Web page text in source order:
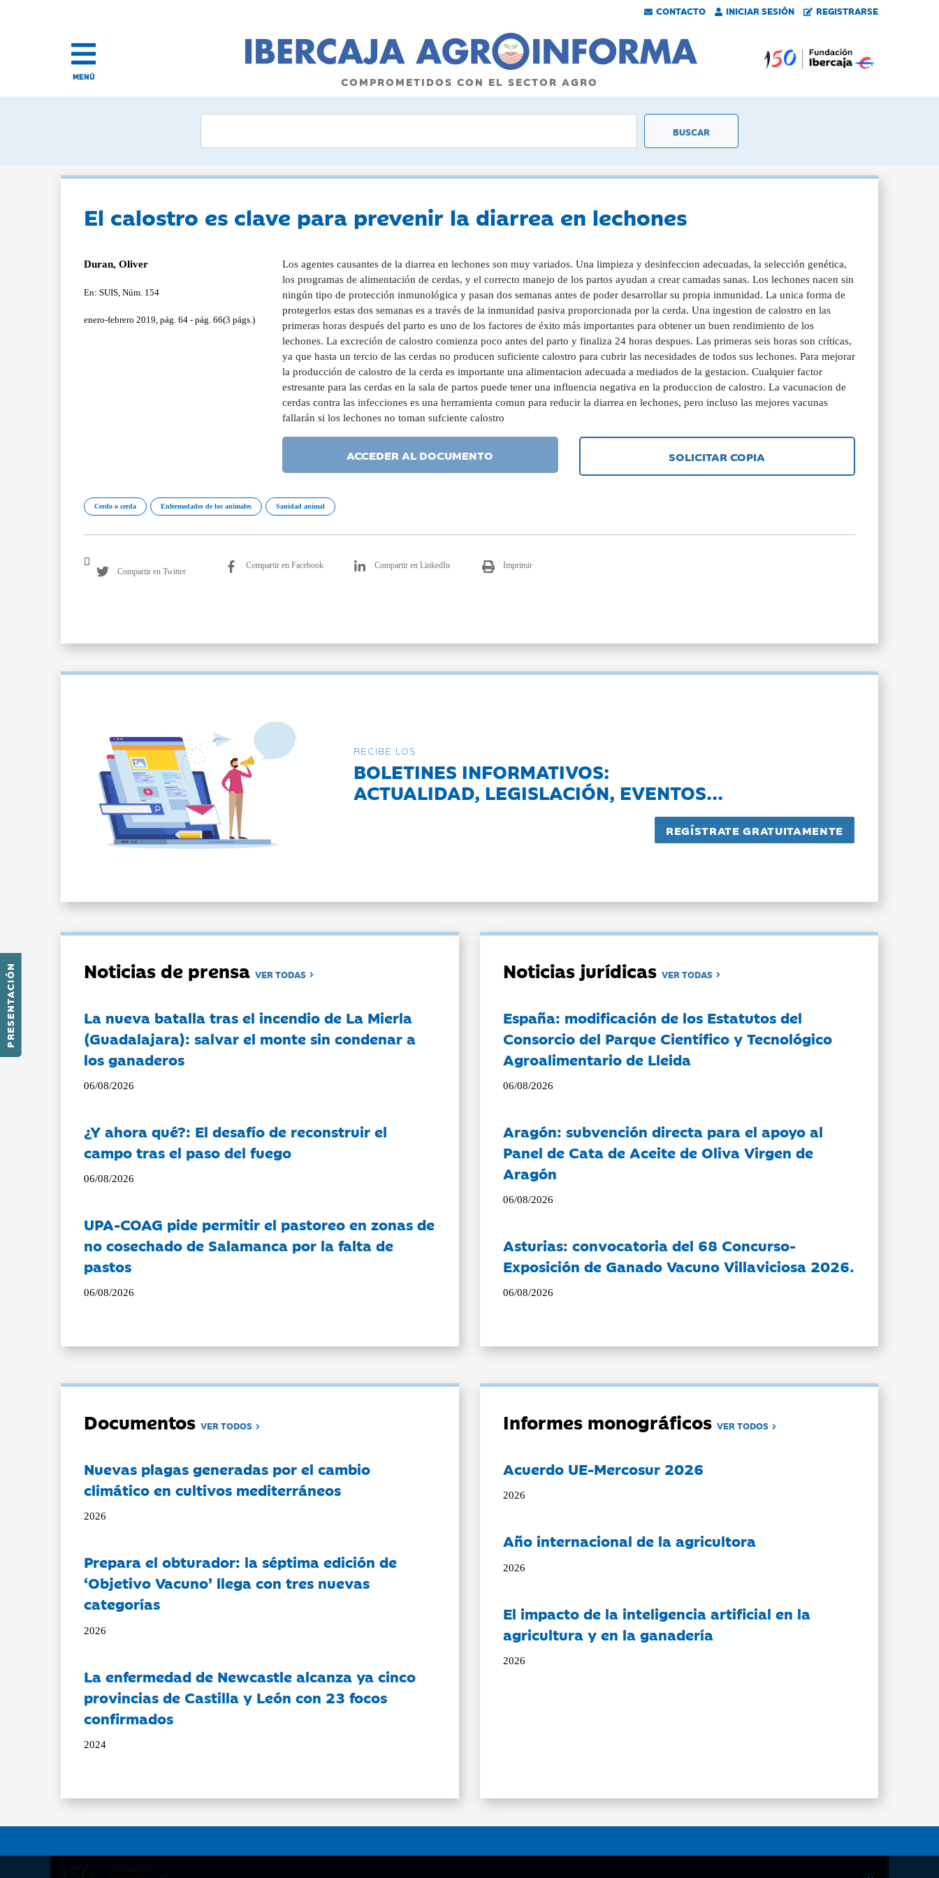
CONTACTO INICIAR SESIÓN REGISTRARSE
PRESENTACIÓN
MENÚ COMPROMETIDOS CON EL SECTOR AGRO
El calostro es clave para prevenir la diarrea en lechones
Duran, Oliver
En: SUIS, Núm. 154
enero-febrero 2019, pág. 64 - pág. 66(3 págs.)
Los agentes causantes de la diarrea en lechones son muy variados. Una limpieza y desinfeccion adecuadas, la selección genética,
los programas de alimentación de cerdas, y el correcto manejo de los partos ayudan a crear camadas sanas. Los lechones nacen sin
ningún tipo de protección inmunológica y pasan dos semanas antes de poder desarrollar su propia inmunidad. La unica forma de
protegerlos estas dos semanas es a través de la inmunidad pasiva proporcionada por la cerda. Una ingestion de calostro en las
primeras horas después del parto es uno de los factores de éxito más importantes para obtener un buen rendimiento de los
lechones. La excreción de calostro comienza poco antes del parto y finaliza 24 horas despues. Las primeras seis horas son críticas,
ya que hasta un tercio de las cerdas no producen suficiente calostro para cubrir las necesidades de todos sus lechones. Para mejorar
la producción de calostro de la cerda es importante una alimentacion adecuada a mediados de la gestacion. Cualquier factor
estresante para las cerdas en la sala de partos puede tener una influencia negativa en la produccion de calostro. La vacunacion de
cerdas contra las infecciones es una herramienta comun para reducir la diarrea en lechones, pero incluso las mejores vacunas
fallarán si los lechones no toman sufciente calostro
ACCEDER AL DOCUMENTO SOLICITAR COPIA
Cerdo o cerda Enfermedades de los animales Sanidad animal
Compartir en Twitter
Compartir en Facebook Compartir en LinkedIn Imprimir
RECIBE LOS
BOLETINES INFORMATIVOS:
ACTUALIDAD, LEGISLACIÓN, EVENTOS...
Noticias de prensaVER TODAS
La nueva batalla tras el incendio de La Mierla
(Guadalajara): salvar el monte sin condenar a
los ganaderos
06/08/2026
¿Y ahora qué?: El desafío de reconstruir el
campo tras el paso del fuego
06/08/2026
UPA-COAG pide permitir el pastoreo en zonas de
no cosechado de Salamanca por la falta de
pastos
06/08/2026
Noticias jurídicasVER TODAS
España: modificación de los Estatutos del
Consorcio del Parque Científico y Tecnológico
Agroalimentario de Lleida
06/08/2026
Aragón: subvención directa para el apoyo al
Panel de Cata de Aceite de Oliva Virgen de
Aragón
06/08/2026
Asturias: convocatoria del 68 Concurso-
Exposición de Ganado Vacuno Villaviciosa 2026.
06/08/2026
DocumentosVER TODOS
Nuevas plagas generadas por el cambio
climático en cultivos mediterráneos
2026
Prepara el obturador: la séptima edición de
‘Objetivo Vacuno’ llega con tres nuevas
categorías
2026
La enfermedad de Newcastle alcanza ya cinco
provincias de Castilla y León con 23 focos
confirmados
2024
Informes monográficosVER TODOS
Acuerdo UE-Mercosur 2026
2026
Año internacional de la agricultora
2026
El impacto de la inteligencia artificial en la
agricultura y en la ganadería
2026